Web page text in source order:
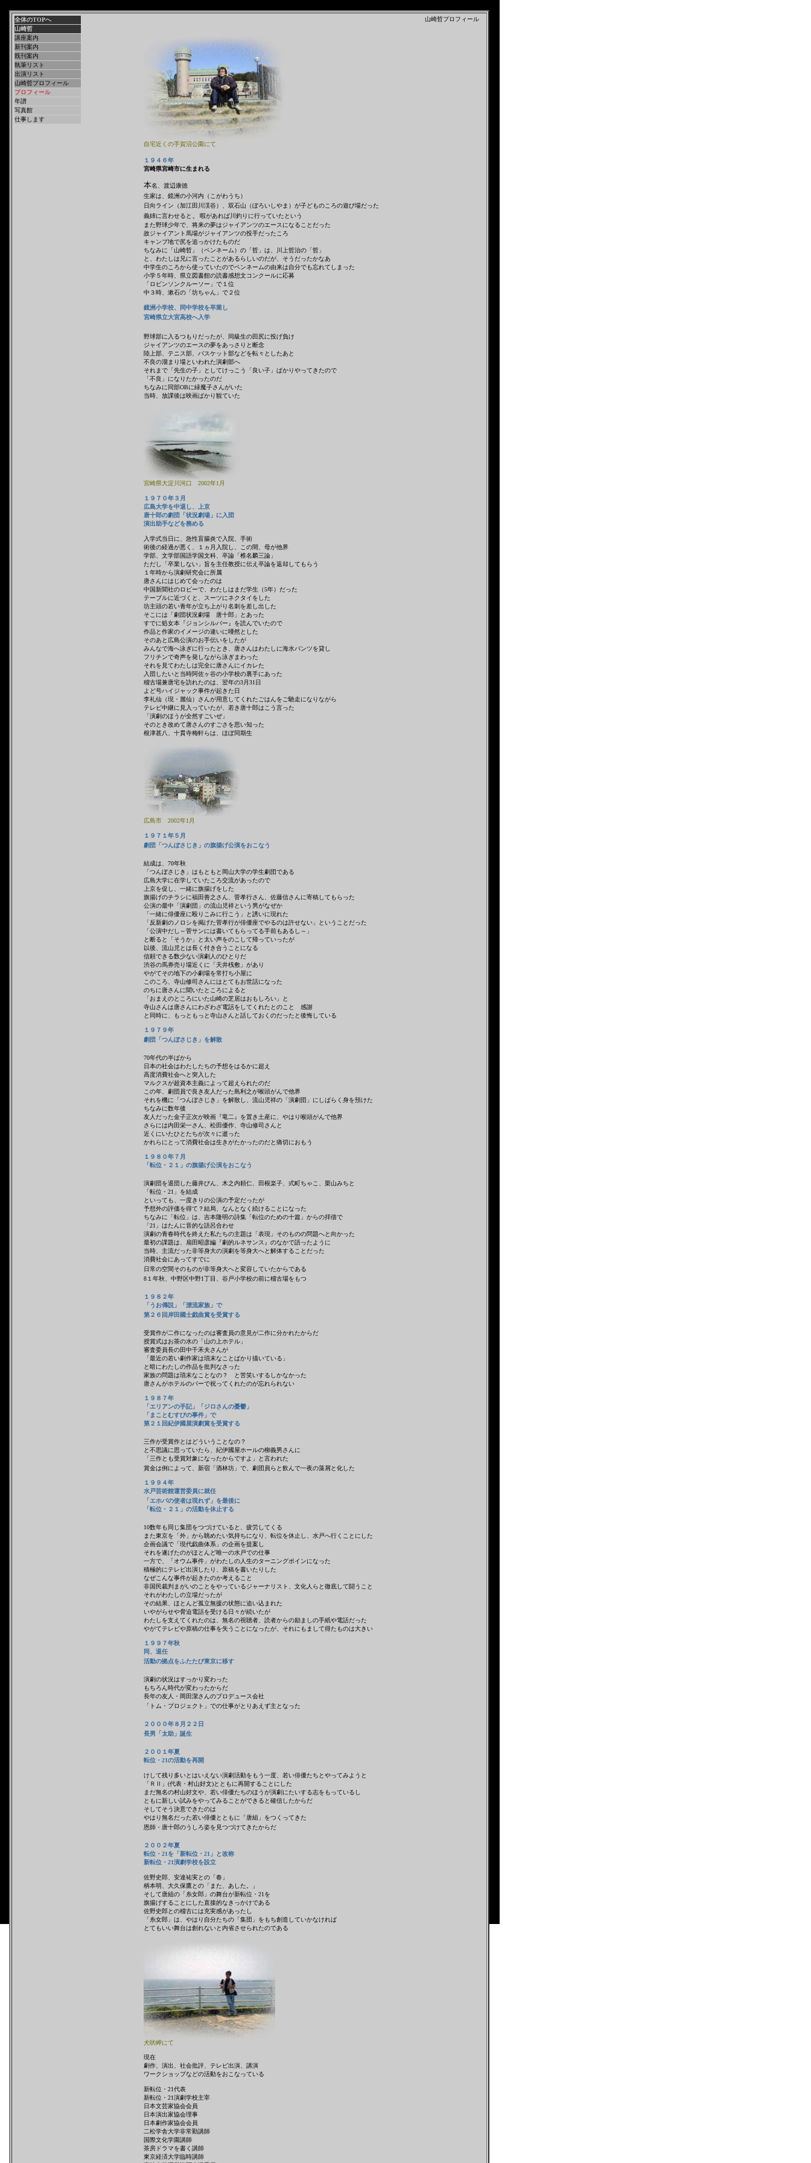
全体のTOPへ
山崎哲
講座案内
新刊案内
既刊案内
執筆リスト
出演リスト
山崎哲プロフィール
プロフィール
年譜
写真館
仕事します
山崎哲プロフィール
自宅近くの手賀沼公園にて
１９４６年
宮崎県宮崎市に生まれる
本名、渡辺康徳
生家は、鏡洲の小河内（こがわうち）
日向ライン（加江田川渓谷）、双石山（ぼろいしやま）が子どものころの遊び場だった
義姉に言わせると 、
暇があれば川釣りに行っていたという
また野球少年で、将来の夢はジャイアンツのエースになることだった
故ジャイアント馬場がジャイアンツの投手だったころ
キャンプ地で尻を追っかけたものだ
ちなみに「山崎哲」（ペンネーム）の「哲」は、川上哲治の「哲」
と、わたしは兄に言ったことがあるらしいのだが、そうだったかなあ
中学生のころから使っていたのでペンネームの由来は自分でも忘れてしまった
小学５年時、県立図書館の読書感想文コンクールに応募
「ロビンソンクルーソー」で１位
中３時、漱石の「坊ちゃん」で２位
鏡洲小学校、同中学校を卒業し
宮崎県立大宮高校へ入学
野球部に入るつもりだったが、同級生の田尻に投げ負け
ジャイアンツのエースの夢をあっさりと断念
陸上部、テニス部、バスケット部などを転々としたあと
不良の溜まり場といわれた演劇部へ
それまで「先生の子」としてけっこう「良い子」ばかりやってきたので
「不良」になりたかったのだ
ちなみに同部OBに緑魔子さんがいた
当時、放課後は映画ばかり観ていた
宮崎県大淀川河口 2002年1月
１９７０年３月
広島大学を中退し、上京
唐十郎の劇団「状況劇場」に入団
演出助手などを務める
入学式当日に、急性盲腸炎で入院、手術
術後の経過が悪く、１ヵ月入院し、この間、母が他界
学部、文学部国語学国文科、 卒論「椎名麟三論」
ただし「卒業しない」旨を主任教授に伝え卒論を返却してもらう
１年時から演劇研究会に所属
唐さんにはじめて会ったのは
中国新聞社のロビーで、わたしはまだ学生（5年）だった
テーブルに近づくと、スーツにネクタイをした
坊主頭の若い青年が立ち上がり名刺を差し出した
そこには「劇団状況劇場 唐十郎」とあった
すでに処女本『ジョンシルバー』を読んでいたので
作品と作家のイメージの違いに唖然とした
そのあと広島公演のお手伝いをしたが
みんなで海へ泳ぎに行ったとき、唐さんはわたしに海水パンツを貸し
フリチンで奇声を発しながら泳ぎまわった
それを見てわたしは完全に唐さんにイカレた
入団したいと当時阿佐ヶ谷の小学校の裏手にあった
稽古場兼唐宅を訪れたのは、翌年の3月31日
よど号ハイジャック事件が起きた日
李礼仙（現・麗仙）さんが用意してくれたごはんをご馳走になりながら
テレビ中継に見入っていたが、若き唐十郎はこう言った
「演劇のほうが全然すごいぜ」
そのとき改めて唐さんのすごさを思い知った
根津甚八、十貫寺梅軒らは、ほぼ同期生
広島市 2002年1月
１９７１年５月
劇団「つんぼさじき」の旗揚げ公演をおこなう
結成は、70年秋
「つんぼさじき」はもともと岡山大学の学生劇団である
広島大学に在学していたころ交流があったので
上京を促し、一緒に旗揚げをした
旗揚げのチラシに福田善之さん、菅孝行さん、佐藤信さんに寄稿してもらった
公演の最中「演劇団」の流山児祥という男がなぜか
「一緒に俳優座に殴りこみに行こう」と誘いに現れた
「反新劇のノロシを掲げた菅孝行が俳優座でやるのは許せない」ということだった
「公演中だし～菅サンには書いてもらってる手前もあるし～」
と断ると「そうか」と太い声をのこして帰っていったが
以後、流山児とは長く付き合うことになる
信頼できる数少ない演劇人のひとりだ
渋谷の馬券売り場近くに「天井桟敷」があり
やがてその地下の小劇場を常打ち小屋に
このころ、寺山修司さんにはとてもお世話になった
のちに唐さんに聞いたところによると
「おまえのところにいた山崎の芝居はおもしろい」と
寺山さんは唐さんにわざわざ電話をしてくれたとのこと 感謝
と同時に、もっともっと寺山さんと話しておくのだったと後悔している
１９７９年
劇団「つんぼさじき」を解散
70年代の半ばから
日本の社会はわたしたちの予想をはるかに超え
高度消費社会へと突入した
マルクスが超資本主義によって超えられたのだ
この年、劇団員で良き友人だった島利之が喉頭がんで他界
それを機に「つんぼさじき」を解散し、流山児祥の「演劇団」にしばらく身を預けた
ちなみに数年後
友人だった金子正次が映画『竜二』を置き土産に、やはり喉頭がんで他界
さらには内田栄一さん、松田優作、寺山修司さんと
近くにいたひとたちが次々に逝った
かれらにとって消費社会は生きがたかったのだと痛切におもう
１９８０年７月
「転位・２１」の旗揚げ公演をおこなう
演劇団を退団した藤井びん、木之内頼仁、田根楽子、式町ちゃこ、栗山みちと
「転位・21」を結成
といっても、一度きりの公演の予定だったが
予想外の評価を得て？結局、なんとなく続けることになった
ちなみに「転位」は、吉本隆明の詩集「転位のための十篇」からの拝借で
「21」はたんに音的な語呂合わせ
演劇の青春時代を終えた私たちの主題は「表現」そのものの問題へと向かった
最初の課題は、扇田昭彦編『劇的ルネサンス』のなかで語ったように
当時、主流だった非等身大の演劇を等身大へと解体することだった
消費社会にあってすでに
日常の空間そのものが非等身大へと変容していたからである
8１年秋、中野区中野1丁目、谷戸小学校の前に稽古場をもつ
１９８２年
「うお傳説」「漂流家族」で
第２６回岸田國士戯曲賞を受賞する
受賞作が二作になったのは審査員の意見が二作に分かれたからだ
授賞式はお茶の水の「山の上ホテル」
審査委員長の田中千禾夫さんが
「最近の若い劇作家は瑣末なことばかり描いている」
と暗にわたしの作品を批判なさった
家族の問題は瑣末なことなの？ と苦笑いするしかなかった
唐さんがホテルのバーで祝ってくれたのが忘れられない
１９８７年
「エリアンの手記」「ジロさんの憂鬱」
「まことむすびの事件」で
第２１回紀伊國屋演劇賞を受賞する
三作が受賞作とはどういうことなの？
と不思議に思っていたら、紀伊國屋ホールの柳義男さんに
「三作とも受賞対象になったからですよ」と言われた
賞金は例によって、新宿「酒林坊」で、劇団員らと飲んで一夜の藻屑と化した
１９９４年
水戸芸術館運営委員に就任
「エホバの使者は現れず」を最後に
「転位・２１」の活動を休止する
10数年も同じ集団をつづけていると、疲労してくる
また東京を「外」から眺めたい気持ちになり、転位を休止し、水戸へ行くことにした
企画会議で「現代戯曲体系」の企画を提案し
それを遂げたのがほとんど唯一の水戸での仕事
一方で、「オウム事件」がわたしの人生のターニングポインになった
積極的にテレビ出演したり、原稿を書いたりした
なぜこんな事件が起きたのか考えること
非国民裁判まがいのことをやっているジャーナリスト、文化人らと徹底して闘うこと
それがわたしの立場だったが
その結果、ほとんど孤立無援の状態に追い込まれた
いやがらせや脅迫電話を受ける日々が続いたが
わたしを支えてくれたのは、無名の視聴者、読者からの励ましの手紙や電話だった
やがてテレビや原稿の仕事を失うことになったが、それにもまして得たものは大きい
１９９７年秋
同、退任
活動の拠点をふたたび東京に移す
演劇の状況はすっかり変わった
もちろん時代が変わったからだ
長年の友人・岡田潔さんのプロデュース会社
「トム・プロジェクト」での仕事がとりあえず主となった
２０００年８月２２日
長男「太助」誕生
２００１年夏
転位・21の活動を再開
けして残り多いとはいえない演劇活動をもう一度、若い俳優たちとやってみようと
「ＲⅡ」(代表・村山好文)とともに再開することにした
まだ無名の村山好文や、若い俳優たちのほうが演劇にたいする志をもっているし
ともに新しい試みをやってみることができると確信したからだ
そしてそう決意できたのは
やはり無名だった若い俳優とともに「唐組」をつくってきた
恩師・唐十郎のうしろ姿を見つづけてきたからだ
２００２年夏
転位・21を「新転位・21」と改称
新転位・21演劇学校を設立
佐野史郎、安達祐実との「春」
柄本明、大久保鷹との「また、あした。」
そして唐組の「糸女郎」の舞台が新転位・21を
旗揚げすることにした直接的なきっかけである
佐野史郎との稽古には充実感があったし
「糸女郎」は、やはり自分たちの「集団」をもち創造していかなければ
とてもいい舞台は創れないと内省させられたのである
犬吠岬にて
現在
劇作、演出、社会批評、テレビ出演、講演
ワークショップなどの活動をおこなっている
新転位・21代表
新転位・21演劇学校主宰
日本文芸家協会会員
日本演出家協会理事
日本劇作家協会会員
二松学舎大学非常勤講師
国際文化学園講師
茶房ドラマを書く講師
東京経済大学臨時講師